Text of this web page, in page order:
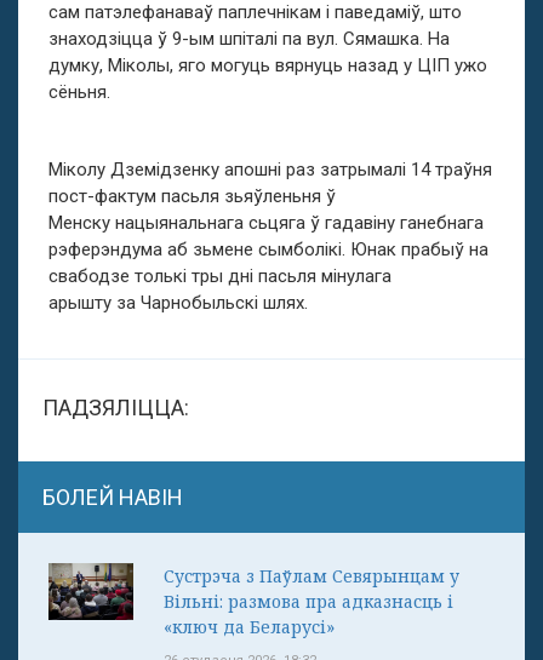
сам патэлефанаваў паплечнікам і паведаміў, што
знаходзіцца ў 9-ым шпіталі па вул. Сямашка. На
думку, Міколы, яго могуць вярнуць назад у ЦІП ужо
сёньня.
Міколу Дземідзенку апошні раз затрымалі 14 траўня
пост-фактум пасьля зьяўленьня ў
Менску нацыянальнага сьцяга ў гадавіну ганебнага
рэферэндума аб зьмене сымболікі. Юнак прабыў на
свабодзе толькі тры дні пасьля мінулага
арышту за Чарнобыльскі шлях.
ПАДЗЯЛІЦЦА:
БОЛЕЙ НАВІН
Сустрэча з Паўлам Севярынцам у
Вільні: размова пра адказнасць і
«ключ да Беларусі»